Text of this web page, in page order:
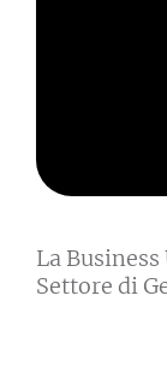
La
Settore di